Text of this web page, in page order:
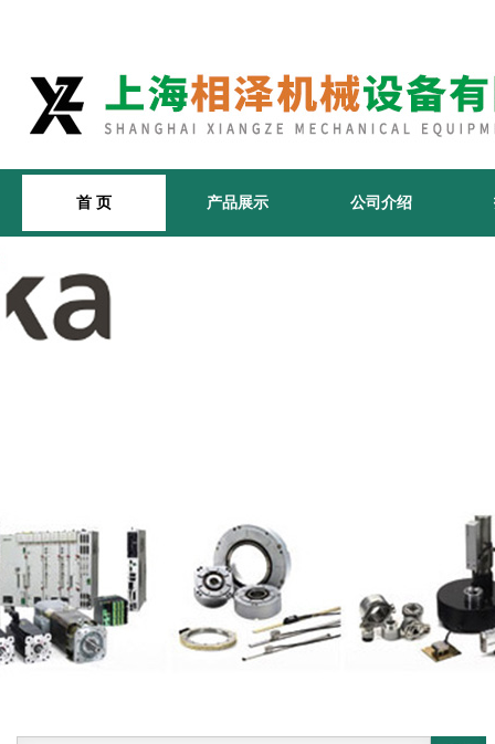
首 页 产品展示 公司介绍